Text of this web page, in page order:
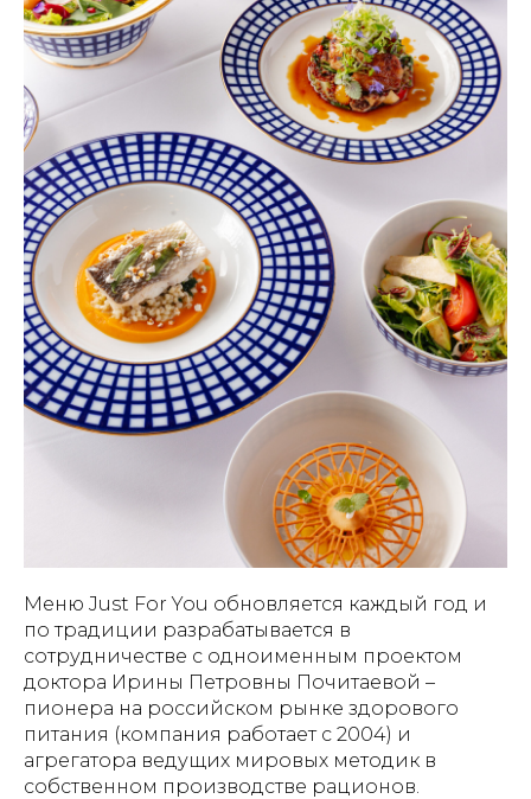
Меню Just For You обновляется каждый год и
по традиции разрабатывается в
сотрудничестве с одноименным проектом
доктора Ирины Петровны Почитаевой –
пионера на российском рынке здорового
питания (компания работает с 2004) и
агрегатора ведущих мировых методик в
собственном производстве рационов.